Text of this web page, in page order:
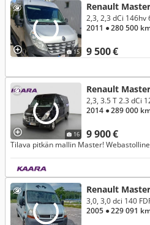
15
Renault Master
9 500 €
2,3, 2,3 dCi 146hv
2011 ● 280 500
16
Renault Master
9 900 €
2014 ● 289 000
Tilava pitkän mallin Master!
Renault Master
3,0, 3,0 dci 140
2005 ● 229 091